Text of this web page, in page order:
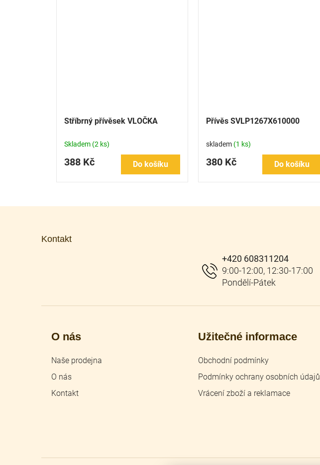
Stříbrný přívěsek VLOČKA
Skladem (2 ks)
388 Kč Do košíku
Přívěs SVLP1267X610000
skladem (1 ks)
380 Kč Do košíku
Kontakt
+420 608311204
O nás
Naše prodejna
O nás
Kontakt
Užitečné informace
Obchodní podmínky
Podmínky ochrany osobních údajů
Vrácení zboží a reklamace